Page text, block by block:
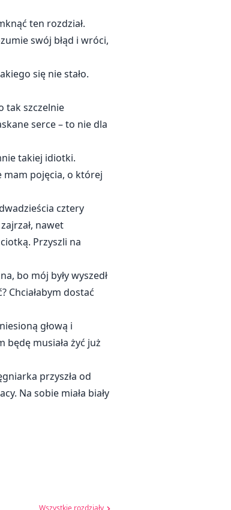
ten rozdział.
swój błąd i wróci,
się nie stało.
tak szczelnie
serce – to nie dla
takiej idiotki.
mam pojęcia, o której
cztery
nawet
Przyszli na
bo mój były wyszedł
Chciałabym dostać
głową i
musiała żyć już
przyszła od
Na sobie miała biały
Wszystkie rozdziały